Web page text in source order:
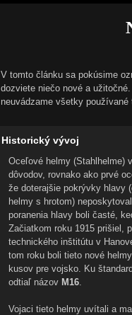
V tomto článku sa pokúsime
dozviete niečo nové a
neuvádzame všetky používané
Historický vývoj
Oceľové helmy (Stahlhelme)
dôvodov, rovnako ako prvé
že doterajšie pokrývky hlavy
helmy s hrotom)
poranenia hlavy boli časté,
Začiatkom roku 1915 prišiel,
technického inštitútu v
tom roku boli tieto nové
kusov pre vojsko. Ku
odtiaľ názov M16.
Vojaci tieto helmy uvítali a